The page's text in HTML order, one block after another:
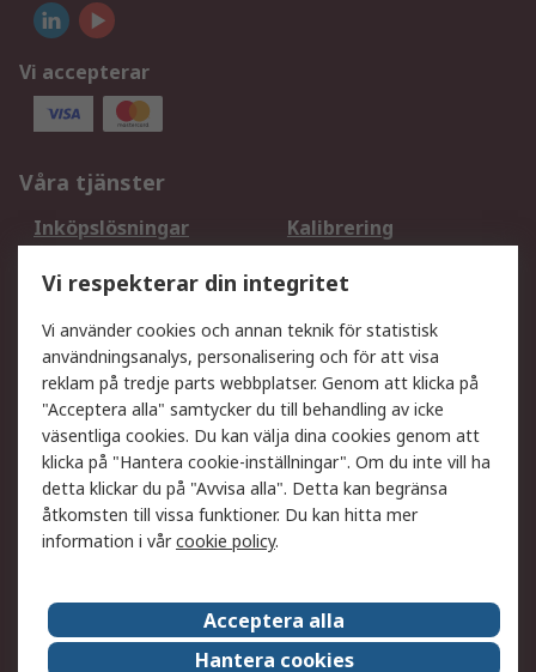
Vi accepterar
Våra tjänster
Inköpslösningar
Kalibrering
DesignSpark
Teknisk Support
Ditt lokala säljteam
Exportlösningar
Support
Få hjälp
Retur av varor
Leverans
Spåra din order
Begär en fakturakopi
Fördelar med RS-konto
Betalningsalternativ
Om RS
Försäljningsvillkor
Vi respekterar din integritet
Vi använder cookies och annan teknik för statistisk
användningsanalys, personalisering och för att visa
reklam på tredje parts webbplatser. Genom att klicka på
"Acceptera alla" samtycker du till behandling av icke
väsentliga cookies. Du kan välja dina cookies genom att
klicka på "Hantera cookie-inställningar". Om du inte vill ha
detta klickar du på "Avvisa alla". Detta kan begränsa
åtkomsten till vissa funktioner. Du kan hitta mer
information i vårcookie policy.
Acceptera alla
Hantera cookies